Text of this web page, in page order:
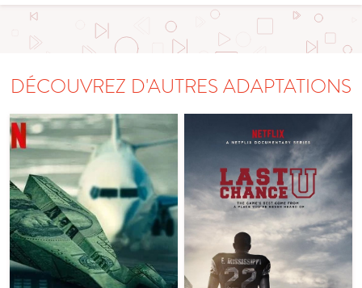
DÉCOUVREZ D'AUTRES ADAPTATIONS